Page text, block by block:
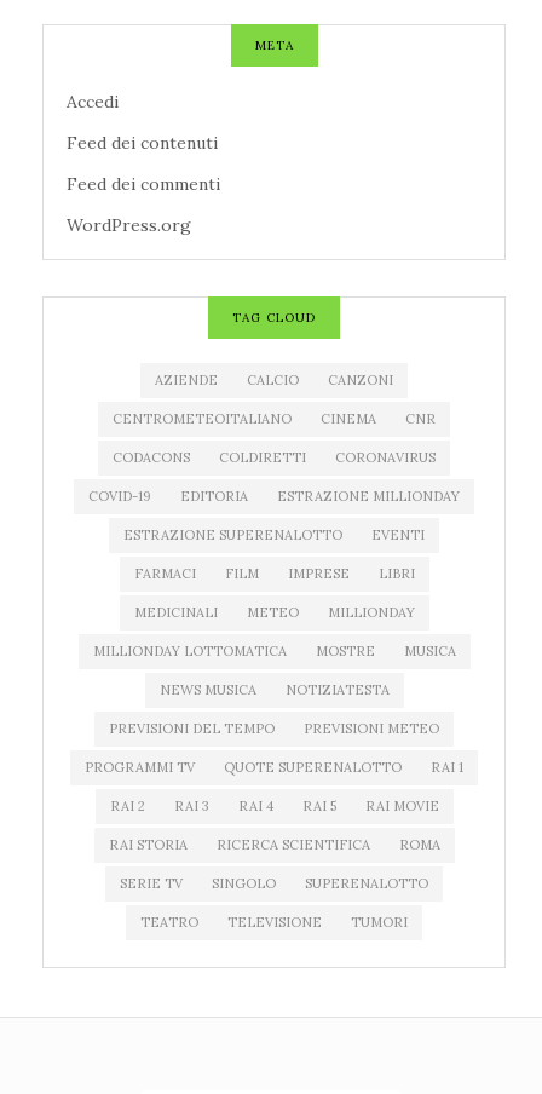
META
Accedi
Feed dei contenuti
Feed dei commenti
WordPress.org
TAG CLOUD
AZIENDE CALCIO CANZONI
CENTROMETEOITALIANO CINEMA CNR
CODACONS COLDIRETTI CORONAVIRUS
COVID-19 EDITORIA ESTRAZIONE MILLIONDAY
ESTRAZIONE SUPERENALOTTO EVENTI
FARMACI FILM IMPRESE LIBRI
MEDICINALI METEO MILLIONDAY
MILLIONDAY LOTTOMATICA MOSTRE MUSICA
NEWS MUSICA NOTIZIATESTA
PREVISIONI DEL TEMPO PREVISIONI METEO
PROGRAMMI TV QUOTE SUPERENALOTTO RAI 1
RAI 2 RAI 3 RAI 4 RAI 5 RAI MOVIE
RAI STORIA RICERCA SCIENTIFICA ROMA
SERIE TV SINGOLO SUPERENALOTTO
TEATRO TELEVISIONE TUMORI